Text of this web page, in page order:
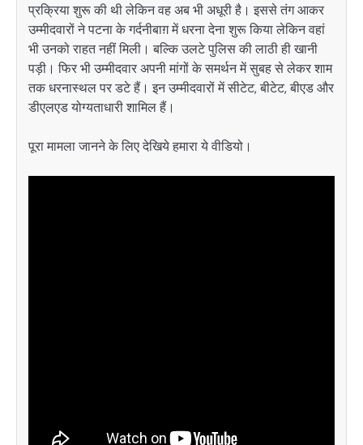
प्रक्रिया शुरू की थी लेकिन वह अब भी अधूरी है। इससे तंग आकर
उम्मीदवारों ने पटना के गर्दनीबाग़ में धरना देना शुरू किया लेकिन वहां
भी उनको राहत नहीं मिली। बल्कि उलटे पुलिस की लाठी ही खानी
पड़ी। फिर भी उम्मीदवार अपनी मांगों के समर्थन में सुबह से लेकर शाम
तक धरनास्थल पर डटे हैं। इन उम्मीदवारों में सीटेट, बीटेट, बीएड और
डीएलएड योग्यताधारी शामिल हैं।
पूरा मामला जानने के लिए देखिये हमारा ये वीडियो।